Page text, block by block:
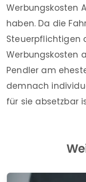
Werbungskosten
haben. Da die
Steuerpflichtigen
Werbungskosten
Pendler am
demnach
für sie absetzbar